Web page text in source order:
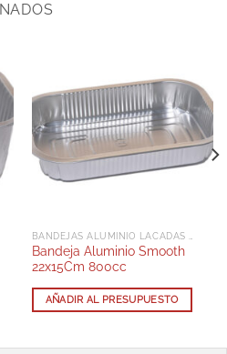
Bandeja Aluminio Smooth
22x15Cm 800cc
AÑADIR AL PRESUPUESTO